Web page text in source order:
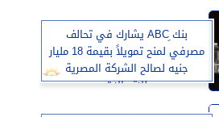
بنك ِABC يشارك في تحالف
مصرفي لمنح تمويلاً بقيمة 18 مليار
جنيه لصالح الشركة المصرية
للاتصالات